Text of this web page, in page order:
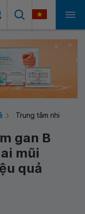
Trung tâm nhi
gan B
mũi
quả